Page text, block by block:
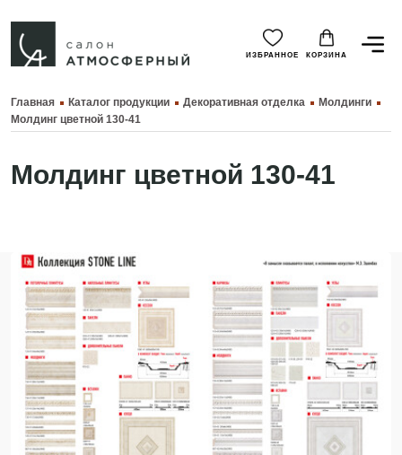
ИЗБРАННОЕ КОРЗИНА
Главная Каталог продукции Декоративная отделка
Молдинги
Молдинг цветной 130-41
Молдинг цветной 130-41